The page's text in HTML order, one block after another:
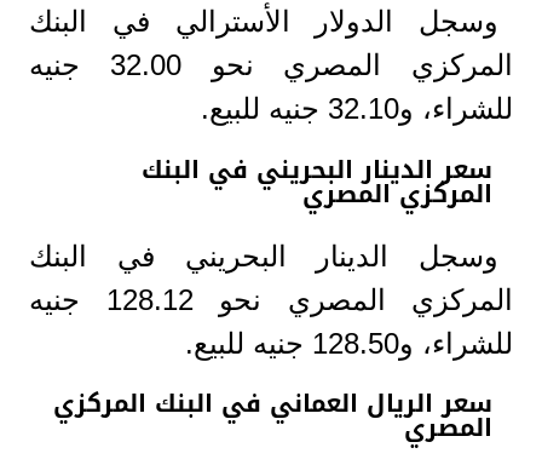
وسجل الدولار الأسترالي في البنك
المركزي المصري نحو 32.00 جنيه
للشراء، و32.10 جنيه للبيع.
سعر الدينار البحريني في البنك
المركزي المصري
وسجل الدينار البحريني في البنك
المركزي المصري نحو 128.12 جنيه
للشراء، و128.50 جنيه للبيع.
سعر الريال العماني في البنك المركزي
المصري